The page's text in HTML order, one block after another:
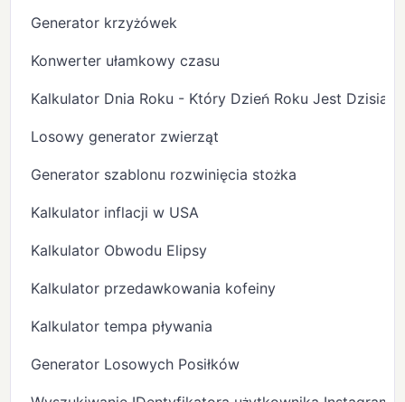
Generator krzyżówek
Konwerter ułamkowy czasu
Kalkulator Dnia Roku - Który Dzień Roku Jest Dzisiaj?
Losowy generator zwierząt
Generator szablonu rozwinięcia stożka
Kalkulator inflacji w USA
Kalkulator Obwodu Elipsy
Kalkulator przedawkowania kofeiny
Kalkulator tempa pływania
Generator Losowych Posiłków